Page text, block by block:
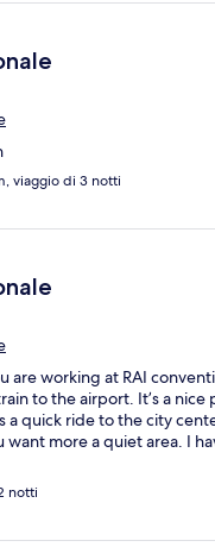
viaggio di 3 notti
are working at RAI
to the airport. It’s a nice
a quick ride to the city
want more a quiet area. I
notti